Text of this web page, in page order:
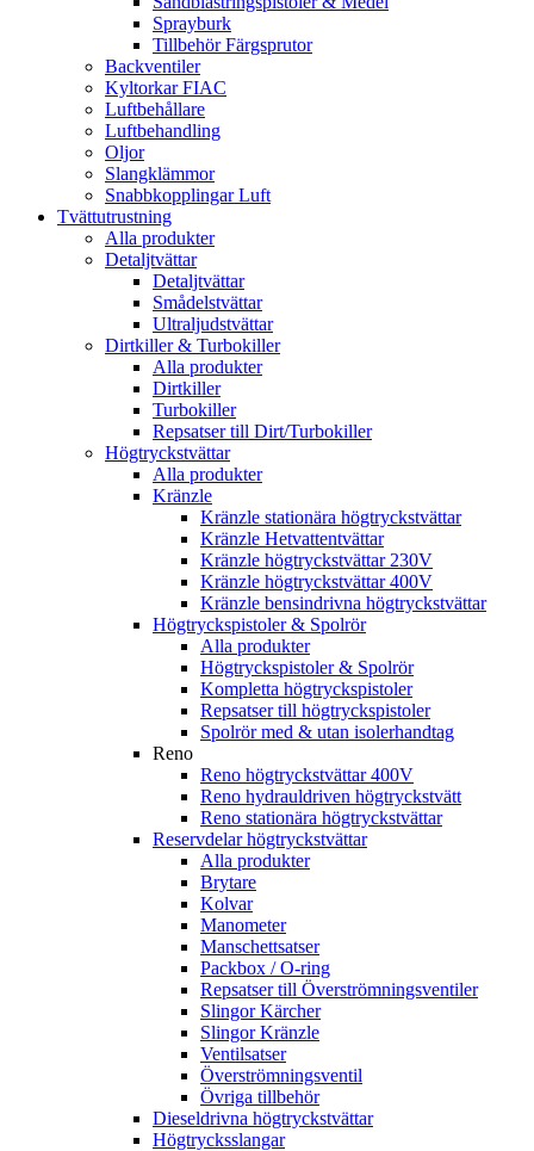
Sprayburk
Tillbehör Färgsprutor
Backventiler
Kyltorkar FIAC
Luftbehållare
Luftbehandling
Oljor
Slangklämmor
Snabbkopplingar Luft
Tvättutrustning
Alla produkter
Detaljtvättar
Detaljtvättar
Smådelstvättar
Ultraljudstvättar
Dirtkiller & Turbokiller
Alla produkter
Dirtkiller
Turbokiller
Repsatser till Dirt/Turbokiller
Högtryckstvättar
Alla produkter
Kränzle
Kränzle stationära högtryckstvättar
Kränzle Hetvattentvättar
Kränzle högtryckstvättar 230V
Kränzle högtryckstvättar 400V
Kränzle bensindrivna högtryckstvättar
Högtryckspistoler & Spolrör
Alla produkter
Högtryckspistoler & Spolrör
Kompletta högtryckspistoler
Repsatser till högtryckspistoler
Spolrör med & utan isolerhandtag
Reno
Reno högtryckstvättar 400V
Reno hydrauldriven högtryckstvätt
Reno stationära högtryckstvättar
Reservdelar högtryckstvättar
Alla produkter
Brytare
Kolvar
Manometer
Manschettsatser
Packbox / O-ring
Repsatser till Överströmningsventiler
Slingor Kärcher
Slingor Kränzle
Ventilsatser
Överströmningsventil
Övriga tillbehör
Dieseldrivna högtryckstvättar
Högtrycksslangar